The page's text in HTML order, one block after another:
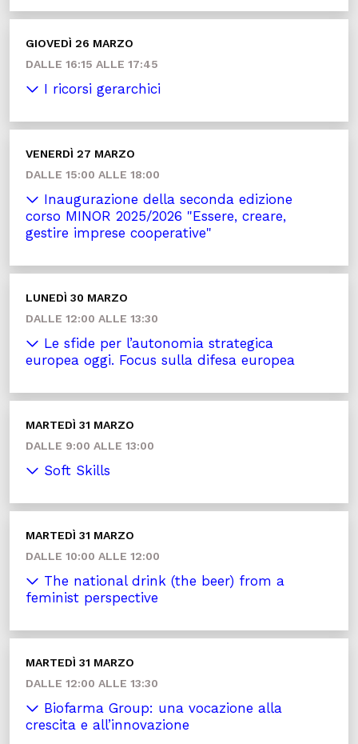
GIOVEDÌ 26 MARZO
DALLE 16:15 ALLE 17:45
I ricorsi gerarchici
VENERDÌ 27 MARZO
DALLE 15:00 ALLE 18:00
Inaugurazione della seconda edizione
corso MINOR 2025/2026 "Essere, creare,
gestire imprese cooperative"
LUNEDÌ 30 MARZO
DALLE 12:00 ALLE 13:30
Le sfide per l’autonomia strategica
europea oggi. Focus sulla difesa europea
MARTEDÌ 31 MARZO
DALLE 9:00 ALLE 13:00
Soft Skills
MARTEDÌ 31 MARZO
DALLE 10:00 ALLE 12:00
The national drink (the beer) from a
feminist perspective
MARTEDÌ 31 MARZO
DALLE 12:00 ALLE 13:30
Biofarma Group: una vocazione alla
crescita e all’innovazione